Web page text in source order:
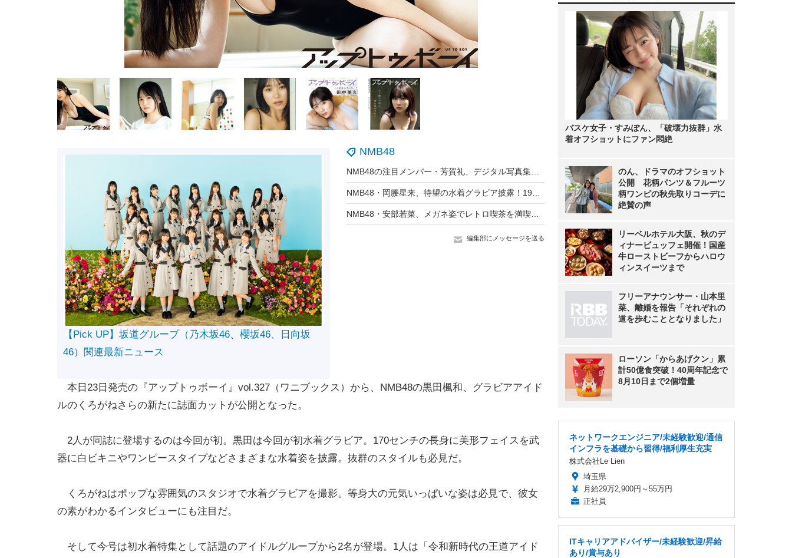
NMB48
編集部にメッセージを送る
【Pick UP】坂道グループ（乃木坂46、櫻坂46、日向坂
46）関連最新ニュース
本日23日発売の『アップトゥボーイ』vol.327（ワニブックス）から、NMB48の黒田楓和、グラビアアイド
ルのくろがねさらの新たに誌面カットが公開となった。
2人が同誌に登場するのは今回が初。黒田は今回が初水着グラビア。170センチの長身に美形フェイスを武
器に白ビキニやワンピースタイプなどさまざまな水着姿を披露。抜群のスタイルも必見だ。
くろがねはポップな雰囲気のスタジオで水着グラビアを撮影。等身大の元気いっぱいな姿は必見で、彼女
の素がわかるインタビューにも注目だ。
そして今号は初水着特集として話題のアイドルグループから2名が登場。1人は「令和新時代の王道アイド
バスケ女子・すみぽん、「破壊力抜群」水
着オフショットにファン悶絶
のん、ドラマのオフショット
公開 花柄パンツ＆フルーツ
柄ワンピの秋先取りコーデに
絶賛の声
リーベルホテル大阪、秋のデ
ィナービュッフェ開催！国産
牛ローストビーフからハロウ
ィンスイーツまで
フリーアナウンサー・山本里
菜、離婚を報告「それぞれの
道を歩むこととなりました」
ローソン「からあげクン」累
計50億食突破！40周年記念で
8月10日まで2個増量
ネットワークエンジニア/未経験歓迎/通信
インフラを基礎から習得/福利厚生充実
株式会社Le Lien
埼玉県
月給29万2,900円～55万円
正社員
ITキャリアアドバイザー/未経験歓迎/昇給
あり/賞与あり